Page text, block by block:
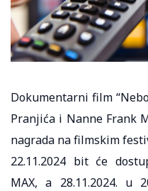
Dokumentarni film
Pranjića i Nanne Frank
nagrada na filmskim
22.11.2024 bit će
MAX, a 28.11.2024. u